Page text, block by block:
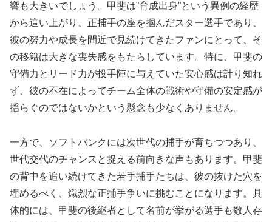
響も大きいでしょう。甲斐は”育成出身”という異例の経歴
から這い上がり、正捕手の座を掴んだスター選手であり、
彼の努力や成長を間近で見続けてきたファンにとって、そ
の移籍は大きな喪失感をもたらしています。特に、甲斐の
守備力とリード力が投手陣に与えていた安心感は計り知れ
ず、彼の不在によってチーム全体の戦術や守備の安定感が
揺らぐのではないかという懸念も少なくありません。
一方で、ソフトバンクには次世代の捕手が育ちつつあり、
世代交代のチャンスと捉える前向きな声もあります。甲斐
の背中を追い続けてきた若手捕手たちは、彼の抜けた穴を
埋めるべく、熾烈な正捕手争いに挑むことになります。具
体的には、甲斐の後継者として名前が挙がる選手も数人存